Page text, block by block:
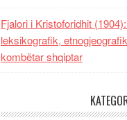
Fjalori i Kristoforidhit
leksikografik,
kombëtar shqiptar